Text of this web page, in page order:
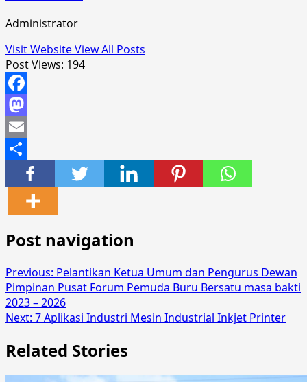
Administrator
Visit WebsiteView All Posts
Post Views: 194
Facebook
Mastodon
Email
Share
Post navigation
Previous: Pelantikan Ketua Umum dan Pengurus Dewan
Pimpinan Pusat Forum Pemuda Buru Bersatu masa bakti
2023 – 2026
Next: 7 Aplikasi Industri Mesin Industrial Inkjet Printer
Related Stories